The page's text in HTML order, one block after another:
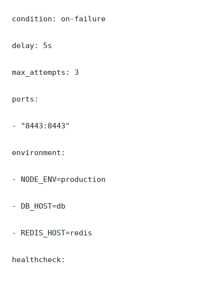
condition: on-failure
delay: 5s
max_attempts: 3
ports:
- "8443:8443"
environment:
- NODE_ENV=production
- DB_HOST=db
- REDIS_HOST=redis
healthcheck: